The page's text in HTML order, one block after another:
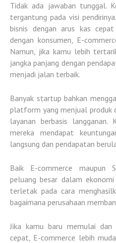
Tidak ada jawaban tunggal.
tergantung pada visi
bisnis dengan arus kas cepat
dengan konsumen, E-
Namun, jika kamu lebih
jangka panjang dengan
menjadi jalan terbaik.
Banyak startup bahkan
platform yang menjual produk
layanan berbasis langganan.
mereka mendapat
langsung dan pendapatan
Baik E-commerce maupun
peluang besar dalam
terletak pada cara
bagaimana perusahaan
Jika kamu baru memulai dan
cepat, E-commerce lebih